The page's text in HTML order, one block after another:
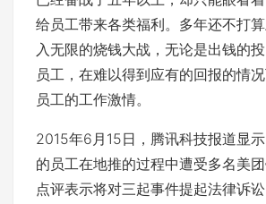
给员工带来各类福利。多年还不打
入无限的烧钱大战，无论是出钱的
员工，在难以得到应有的回报的情
员工的工作激情。
2015年6月15日，腾讯科技报道显
的员工在地推的过程中遭受多名美
点评表示将对三起事件提起法律诉